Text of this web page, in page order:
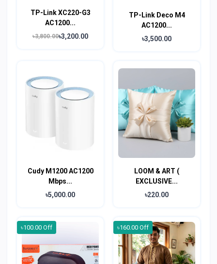
TP-Link XC220-G3
AC1200...
৳3,800.00৳3,200.00
TP-Link Deco M4
AC1200...
৳3,500.00
Cudy M1200 AC1200
Mbps...
৳5,000.00
LOOM & ART (
EXCLUSIVE...
৳220.00
৳100.00 Off ৳160.00 Off